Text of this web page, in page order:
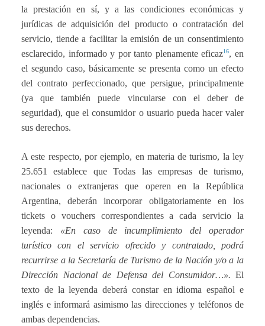
la prestación en sí, y a las condiciones económicas y
jurídicas de adquisición del producto o contratación del
servicio, tiende a facilitar la emisión de un consentimiento
esclarecido, informado y por tanto plenamente eficaz16, en
el segundo caso, básicamente se presenta como un efecto
del contrato perfeccionado, que persigue, principalmente
(ya que también puede vincularse con el deber de
seguridad), que el consumidor o usuario pueda hacer valer
sus derechos.
A este respecto, por ejemplo, en materia de turismo, la ley
25.651 establece que Todas las empresas de turismo,
nacionales o extranjeras que operen en la República
Argentina, deberán incorporar obligatoriamente en los
tickets o vouchers correspondientes a cada servicio la
leyenda: «En caso de incumplimiento del operador
turístico con el servicio ofrecido y contratado, podrá
recurrirse a la Secretaría de Turismo de la Nación y/o a la
Dirección Nacional de Defensa del Consumidor…». El
texto de la leyenda deberá constar en idioma español e
inglés e informará asimismo las direcciones y teléfonos de
ambas dependencias.